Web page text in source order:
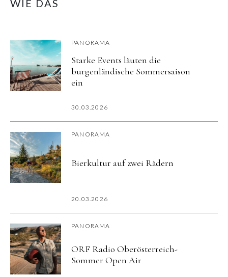
WIE DAS
PANORAMA
Starke Events läuten die
burgenländische Sommersaison
ein
30.03.2026
PANORAMA
Bierkultur auf zwei Rädern
20.03.2026
PANORAMA
ORF Radio Oberösterreich-
Sommer Open Air